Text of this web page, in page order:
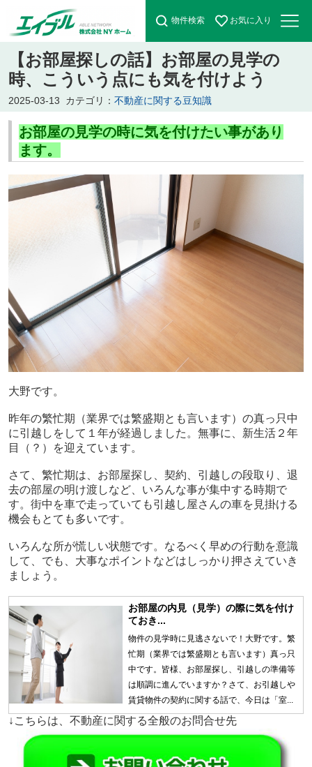
物件検索 お気に入り
【お部屋探しの話】お部屋の見学の
時、こういう点にも気を付けよう
2025-03-13 カテゴリ： 不動産に関する豆知識
お部屋の見学の時に気を付けたい事があり
ます。
大野です。
昨年の繁忙期（業界では繁盛期とも言います）の真っ只中
に引越しをして１年が経過しました。無事に、新生活２年
目（？）を迎えています。
さて、繁忙期は、お部屋探し、契約、引越しの段取り、退
去の部屋の明け渡しなど、いろんな事が集中する時期で
す。街中を車で走っていても引越し屋さんの車を見掛ける
機会もとても多いです。
いろんな所が慌しい状態です。なるべく早めの行動を意識
して、でも、大事なポイントなどはしっかり押さえていき
ましょう。
お部屋の内見（見学）の際に気を付け
ておき...
物件の見学時に見逃さないで！大野です。繁
忙期（業界では繁盛期とも言います）真っ只
中です。皆様、お部屋探し、引越しの準備等
は順調に進んでいますか？さて、お引越しや
賃貸物件の契約に関する話で、今日は「室...
↓こちらは、不動産に関する全般のお問合せ先